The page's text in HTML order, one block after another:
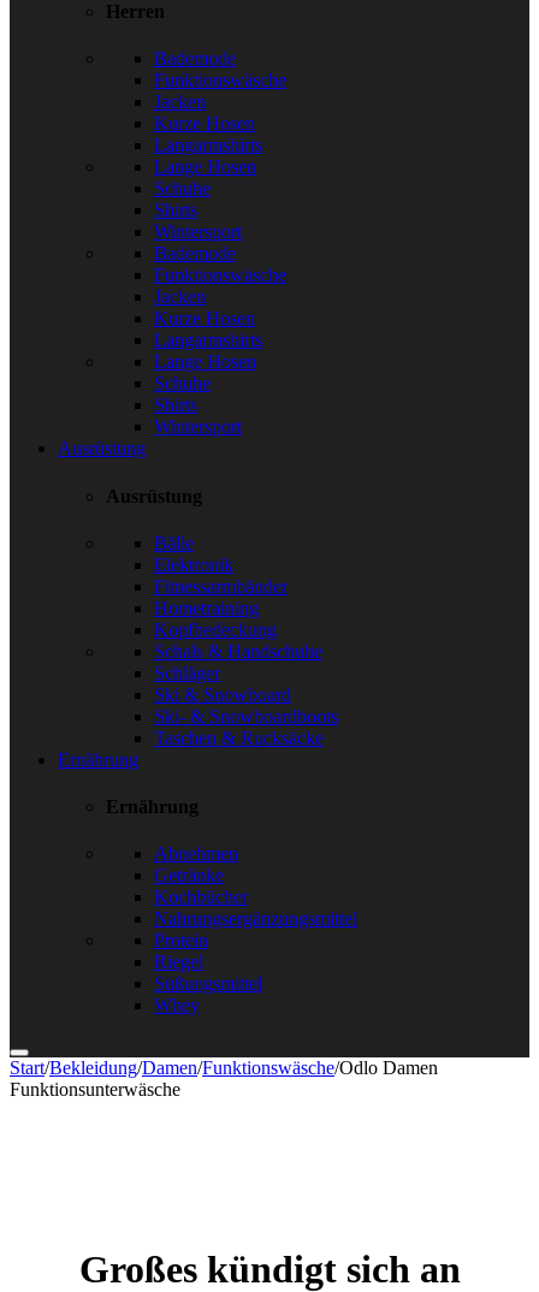
Herren
Bademode
Funktionswäsche
Jacken
Kurze Hosen
Langarmshirts
Lange Hosen
Schuhe
Shirts
Wintersport
Bademode
Funktionswäsche
Jacken
Kurze Hosen
Langarmshirts
Lange Hosen
Schuhe
Shirts
Wintersport
Ausrüstung
Ausrüstung
Bälle
Elektronik
Fitnessarmbänder
Hometraining
Kopfbedeckung
Schals & Handschuhe
Schläger
Ski & Snowboard
Ski- & Snowboardboots
Taschen & Rucksäcke
Ernährung
Ernährung
Abnehmen
Getränke
Kochbücher
Nahrungsergänzungsmittel
Protein
Riegel
Süßungsmittel
Whey
Start/Bekleidung/Damen/Funktionswäsche/Odlo Damen
Funktionsunterwäsche
Großes kündigt sich an